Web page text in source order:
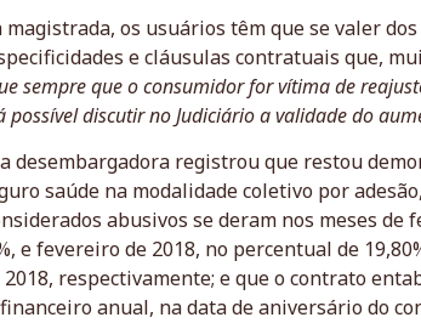
magistrada, os usuários têm que se valer
e cláusulas contratuais que,
sempre que o consumidor for vítima de
possível discutir no Judiciário a validade do
desembargadora registrou que restou
saúde na modalidade coletivo por
abusivos se deram nos meses de
e fevereiro de 2018, no percentual de
2018, respectivamente; e que o contrato
anual, na data de aniversário do